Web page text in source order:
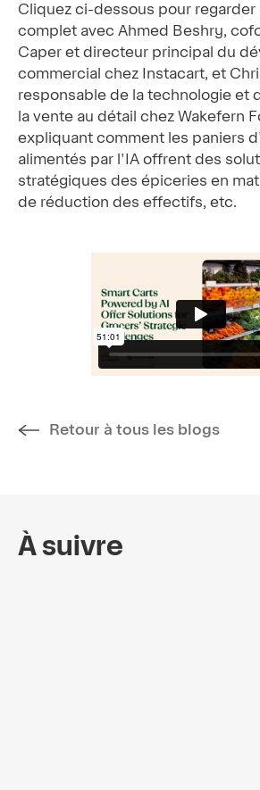
Cliquez ci-dessous pour regarder
complet avec Ahmed Beshry,
Caper et directeur principal du
commercial chez Instacart, et
responsable de la technologie et
la vente au détail chez Wakefern
expliquant comment les paniers
alimentés par l'IA offrent des
stratégiques des épiceries en
de réduction des effectifs, etc.
Retour à tous les blogs
À suivre